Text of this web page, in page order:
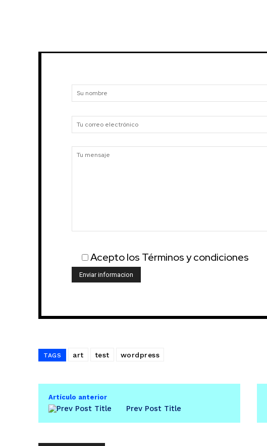
Acepto los Términos y condiciones
TAGS art test wordpress
Artículo anterior
Prev Post Title